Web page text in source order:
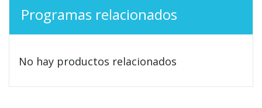
Programas relacionados
No hay productos relacionados